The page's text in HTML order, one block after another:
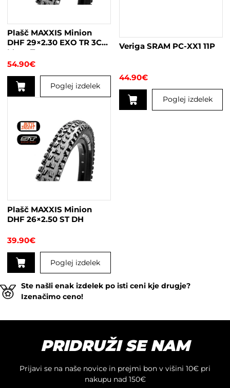
strani
izdelka
Plašč MAXXIS Minion
DHF 29×2.30 EXO TR 3C
Maxx Terra
54.90€
Poglej izdelek
Veriga SRAM PC-XX1 11P
44.90€
Poglej izdelek
Plašč MAXXIS Minion
DHF 26×2.50 ST DH
39.90€
Poglej izdelek
Ste našli enak izdelek po isti ceni kje drugje?
Izenačimo ceno!
PRIDRUŽI SE NAM
Prijavi se na naše novice in prejmi bon v višini 10€ pri
nakupu nad 150€